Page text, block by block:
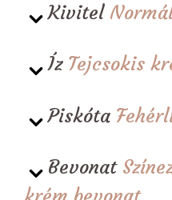
Kivitel
Íz Tejcsokis
Piskóta
Bevonat